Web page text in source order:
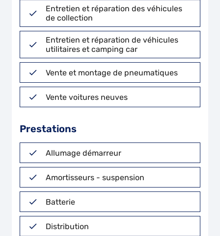
Entretien et réparation des véhicules
de collection
Entretien et réparation de véhicules
utilitaires et camping car
Vente et montage de pneumatiques
Vente voitures neuves
Prestations
Allumage démarreur
Amortisseurs - suspension
Batterie
Distribution